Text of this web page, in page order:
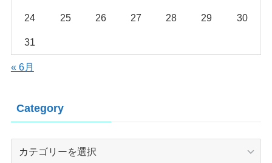
24 25 26 27 28 29 30
31
« 6月
Category
Category